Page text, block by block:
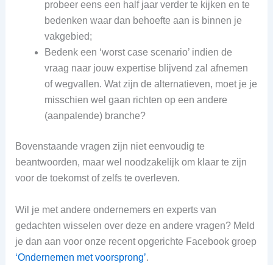
probeer eens een half jaar verder te kijken en te
bedenken waar dan behoefte aan is binnen je
vakgebied;
Bedenk een ‘worst case scenario’ indien de
vraag naar jouw expertise blijvend zal afnemen
of wegvallen. Wat zijn de alternatieven, moet je je
misschien wel gaan richten op een andere
(aanpalende) branche?
Bovenstaande vragen zijn niet eenvoudig te
beantwoorden, maar wel noodzakelijk om klaar te zijn
voor de toekomst of zelfs te overleven.
Wil je met andere ondernemers en experts van
gedachten wisselen over deze en andere vragen? Meld
je dan aan voor onze recent opgerichte Facebook groep
‘Ondernemen met voorsprong’.